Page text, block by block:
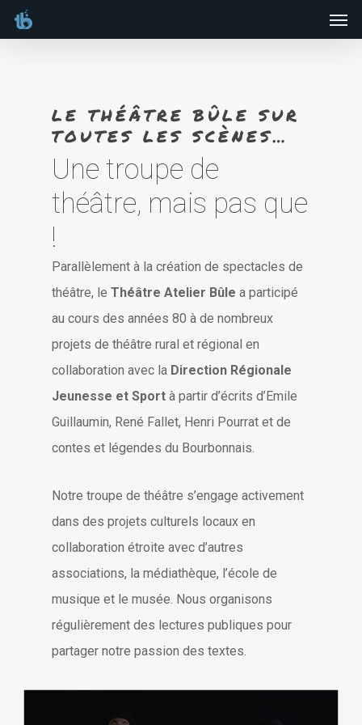
Skip
to
LE THÉÂTRE BÛLE SUR
TOUTES LES SCÈNES…
Une troupe de
théâtre, mais pas que
!
Parallèlement à la création de spectacles de
théâtre, leThéâtre Atelier Bûle a participé
au cours des années 80 à de nombreux
projets de théâtre rural et régional en
collaboration avec la Direction Régionale
Jeunesse et Sport à partir d’écrits d’Emile
Guillaumin, René Fallet, Henri Pourrat et de
contes et légendes du Bourbonnais.
Notre troupe de théâtre s’engage activement
dans des projets culturels locaux en
collaboration étroite avec d’autres
associations, la médiathèque, l’école de
musique et le musée. Nous organisons
régulièrement des lectures publiques pour
partager notre passion des textes.